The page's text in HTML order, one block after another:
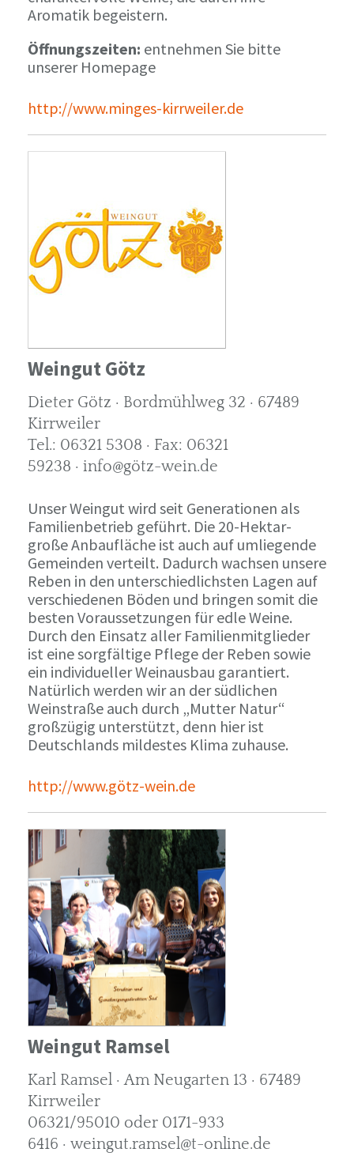
Aromatik begeistern.
Öffnungszeiten: entnehmen Sie bitte
unserer Homepage
http://www.minges-kirrweiler.de
Weingut Götz
Dieter Götz · Bordmühlweg 32 · 67489
Kirrweiler
Tel.: 06321 5308 · Fax: 06321
59238 · info@götz-wein.de
Unser Weingut wird seit Generationen als
Familienbetrieb geführt. Die 20-Hektar-
große Anbaufläche ist auch auf umliegende
Gemeinden verteilt. Dadurch wachsen unsere
Reben in den unterschiedlichsten Lagen auf
verschiedenen Böden und bringen somit die
besten Voraussetzungen für edle Weine.
Durch den Einsatz aller Familienmitglieder
ist eine sorgfältige Pflege der Reben sowie
ein individueller Weinausbau garantiert.
Natürlich werden wir an der südlichen
Weinstraße auch durch „Mutter Natur“
großzügig unterstützt, denn hier ist
Deutschlands mildestes Klima zuhause.
http://www.götz-wein.de
Weingut Ramsel
Karl Ramsel · Am Neugarten 13 · 67489
Kirrweiler
06321/95010 oder 0171-933
6416 · weingut.ramsel@t-online.de